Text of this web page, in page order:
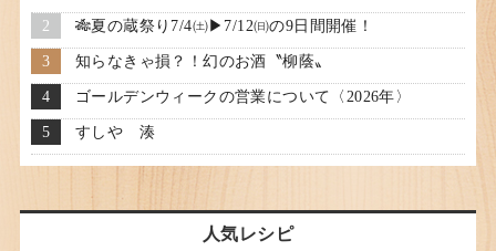
🎋夏の蔵祭り7/4㈯▶7/12㈰の9日間開催！
知らなきゃ損？！幻のお酒〝柳蔭〟
ゴールデンウィークの営業について〈2026年〉
すしや 湊
人気レシピ